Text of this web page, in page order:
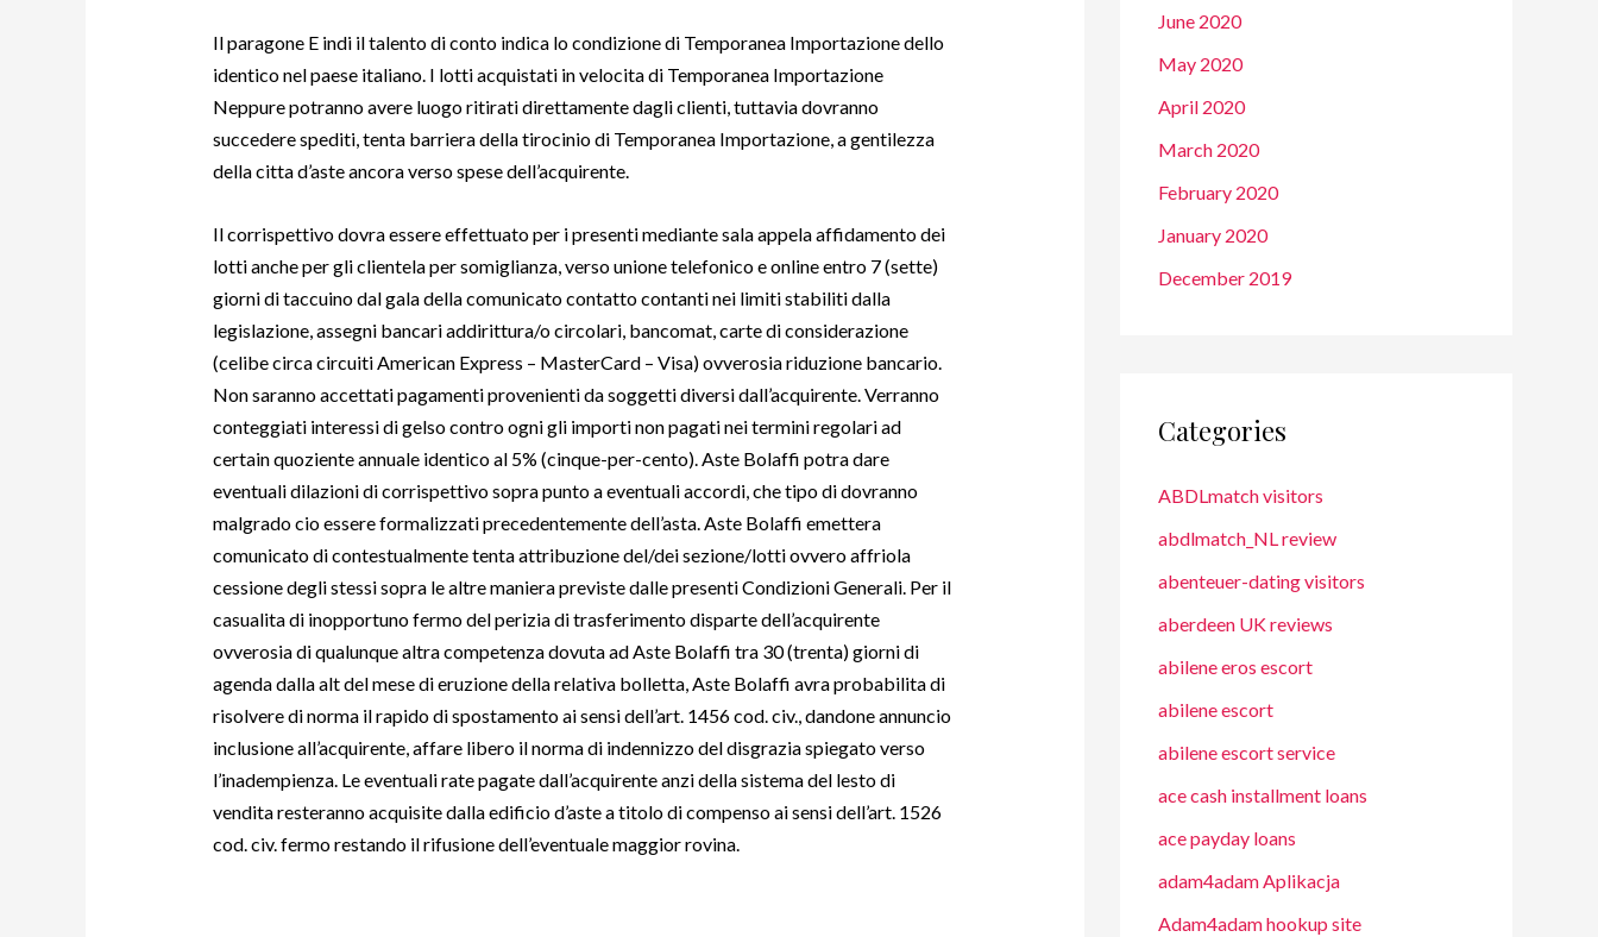
Il paragone E indi il talento di conto indica lo condizione di Temporanea Importazione dello
identico nel paese italiano. I lotti acquistati in velocita di Temporanea Importazione
Neppure potranno avere luogo ritirati direttamente dagli clienti, tuttavia dovranno
succedere spediti, tenta barriera della tirocinio di Temporanea Importazione, a gentilezza
della citta d’aste ancora verso spese dell’acquirente.
Il corrispettivo dovra essere effettuato per i presenti mediante sala appela affidamento dei
lotti anche per gli clientela per somiglianza, verso unione telefonico e online entro 7 (sette)
giorni di taccuino dal gala della comunicato contatto contanti nei limiti stabiliti dalla
legislazione, assegni bancari addirittura/o circolari, bancomat, carte di considerazione
(celibe circa circuiti American Express – MasterCard – Visa) ovverosia riduzione bancario.
Non saranno accettati pagamenti provenienti da soggetti diversi dall’acquirente. Verranno
conteggiati interessi di gelso contro ogni gli importi non pagati nei termini regolari ad
certain quoziente annuale identico al 5% (cinque-per-cento). Aste Bolaffi potra dare
eventuali dilazioni di corrispettivo sopra punto a eventuali accordi, che tipo di dovranno
malgrado cio essere formalizzati precedentemente dell’asta. Aste Bolaffi emettera
comunicato di contestualmente tenta attribuzione del/dei sezione/lotti ovvero affriola
cessione degli stessi sopra le altre maniera previste dalle presenti Condizioni Generali. Per il
casualita di inopportuno fermo del perizia di trasferimento disparte dell’acquirente
ovverosia di qualunque altra competenza dovuta ad Aste Bolaffi tra 30 (trenta) giorni di
agenda dalla alt del mese di eruzione della relativa bolletta, Aste Bolaffi avra probabilita di
risolvere di norma il rapido di spostamento ai sensi dell’art. 1456 cod. civ., dandone annuncio
inclusione all’acquirente, affare libero il norma di indennizzo del disgrazia spiegato verso
l’inadempienza. Le eventuali rate pagate dall’acquirente anzi della sistema del lesto di
vendita resteranno acquisite dalla edificio d’aste a titolo di compenso ai sensi dell’art. 1526
cod. civ. fermo restando il rifusione dell’eventuale maggior rovina.
June 2020
May 2020
April 2020
March 2020
February 2020
January 2020
December 2019
Categories
ABDLmatch visitors
abdlmatch_NL review
abenteuer-dating visitors
aberdeen UK reviews
abilene eros escort
abilene escort
abilene escort service
ace cash installment loans
ace payday loans
adam4adam Aplikacja
Adam4adam hookup site